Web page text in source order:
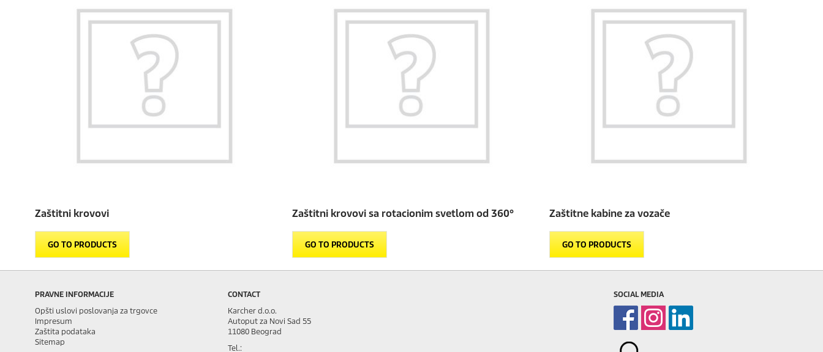
Zaštitni krovovi
GO TO PRODUCTS
Zaštitni krovovi sa rotacionim svetlom od 360°
GO TO PRODUCTS
Zaštitne kabine za vozače
GO TO PRODUCTS
PRAVNE INFORMACIJE
Opšti uslovi poslovanja za trgovce
Impresum
Zaštita podataka
Sitemap
CONTACT
Karcher d.o.o.
Autoput za Novi Sad 55
11080 Beograd
Tel.:
SOCIAL MEDIA